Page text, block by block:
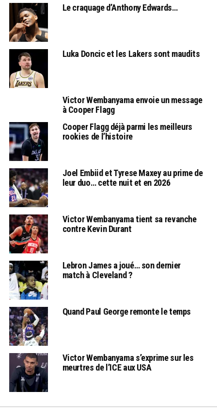
Le craquage d’Anthony Edwards…
Luka Doncic et les Lakers sont maudits
Victor Wembanyama envoie un message
à Cooper Flagg
Cooper Flagg déjà parmi les meilleurs
rookies de l’histoire
Joel Embiid et Tyrese Maxey au prime de
leur duo… cette nuit et en 2026
Victor Wembanyama tient sa revanche
contre Kevin Durant
Lebron James a joué… son dernier
match à Cleveland ?
Quand Paul George remonte le temps
Victor Wembanyama s’exprime sur les
meurtres de l’ICE aux USA